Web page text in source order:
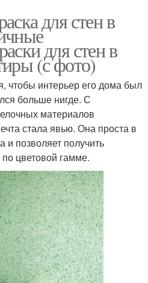
для стен в
для стен в
(с фото)
чтобы интерьер его дома был
больше нигде. С
материалов
стала явью. Она проста в
и позволяет получить
цветовой гамме.